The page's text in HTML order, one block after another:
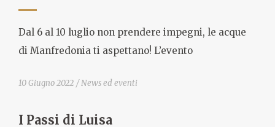
Dal 6 al 10 luglio non prendere impegni, le acque
di Manfredonia ti aspettano! L’evento
10 Giugno 2022 News ed eventi
I Passi di Luisa